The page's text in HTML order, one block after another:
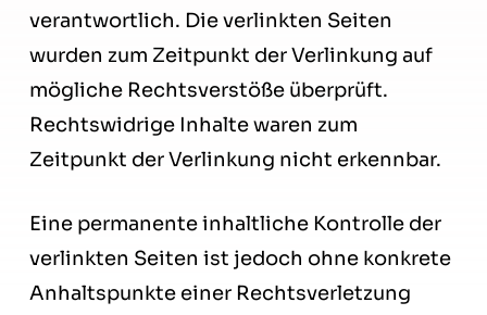
verantwortlich. Die verlinkten Seiten
wurden zum Zeitpunkt der Verlinkung auf
mögliche Rechtsverstöße überprüft.
Rechtswidrige Inhalte waren zum
Zeitpunkt der Verlinkung nicht erkennbar.
Eine permanente inhaltliche Kontrolle der
verlinkten Seiten ist jedoch ohne konkrete
Anhaltspunkte einer Rechtsverletzung